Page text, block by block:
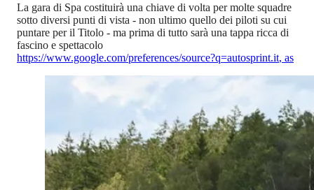
La gara di Spa costituirà una chiave di volta per molte squadre
sotto diversi punti di vista - non ultimo quello dei piloti su cui
puntare per il Titolo - ma prima di tutto sarà una tappa ricca di
fascino e spettacolo
https://www.google.com/preferences/source?q=autosprint.it, as